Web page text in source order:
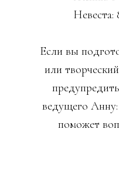
Невеста:
Если вы
или
ведущего
поможет